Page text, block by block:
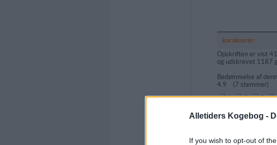
Alletiders Kogebog -
If you wish to opt-out of
karakterer:
Opskriften er vist
og udskrevet 1187
Bedømmelse af
4.9 (7 stemmer)
1
2 3
(1=dårligst,